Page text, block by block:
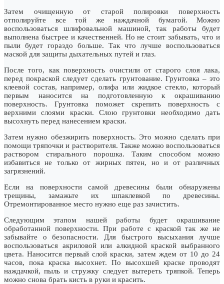
Затем очищенную от старой полировки поверхность
отполируйте все той же наждачной бумагой. Можно
воспользоваться шлифовальной машиной, так работы будет
выполнена быстрее и качественней. Но не стоит забывать, что и
пыли будет гораздо больше. Так что лучше воспользоваться
маской для защиты дыхательных путей и глаз.
После того, как поверхность очистили от старого слоя лака,
перед покраской следует сделать грунтование. Грунтовка – это
клеевой состав, например, олифа или жидкое стекло, который
первым наносится на подготовленную к окрашиванию
поверхность. Грунтовка поможет скрепить поверхность с
верхними слоями краски. Слою грунтовки необходимо дать
высохнуть перед нанесением краски.
Затем нужно обезжирить поверхность. Это можно сделать при
помощи тряпочки и растворителя. Также можно воспользоваться
раствором стирального порошка. Таким способом можно
избавиться не только от жирных пятен, но и от различных
загрязнений.
Если на поверхности самой древесины были обнаружены
трещины, замажьте их шпаклевкой по древесины.
Отремонтированное место нужно еще раз зачистить.
Следующим этапом нашей работы будет окрашивание
обработанной поверхности. При работе с краской так же не
забывайте о безопасности. Для быстрого высыхания лучше
воспользоваться акриловой или алкидной краской выбранного
цвета. Наносится первый слой краски, затем ждем от 10 до 24
часов, пока краска высохнет. По высохшей краске проводят
наждачкой, пыль и стружку следует вытереть тряпкой. Теперь
можно снова брать кисть в руки и красить.